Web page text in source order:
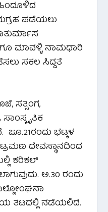
ಪಡೆಯಲು
ಮಾವಳ್ಳಿ ನಾಮಧಾರಿ
ಸಕಲ ಸಿದ್ದತೆ
ಸತ್ಸಂಗ,
ಭಟ್ಕಳ
ದೇವಸ್ಥಾನದಿಂದ
ಕರಿಕಲ್
ಅ.30 ರಂದು
ತಟದಲ್ಲಿ ನಡೆಯಲಿದೆ.